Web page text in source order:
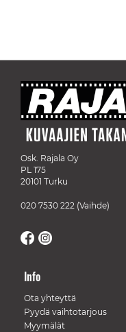
Osk. Rajala Oy
PL 175
20101 Turku
020 7530 222 (Vaihde)
Info
Ota yhteyttä
Pyydä vaihtotarjous
Myymälät